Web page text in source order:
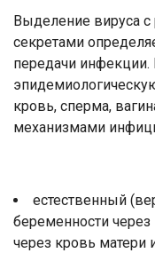
Выделение вируса
секретами
передачи
кровь, сперма,
механизмами
естественный
беременности
через кровь матери